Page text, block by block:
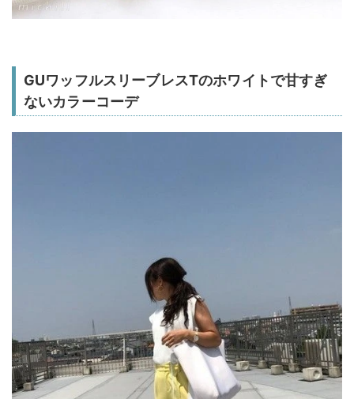
GUワッフルスリーブレスTのホワイトで甘すぎ
ないカラーコーデ